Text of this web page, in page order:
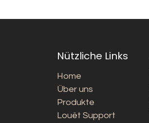
Nützliche Links
Home
Über uns
Produkte
Louët Support